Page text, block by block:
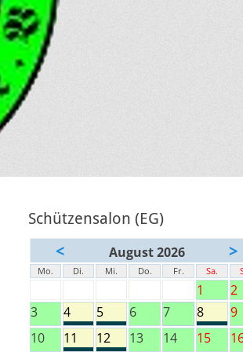
Schützensalon (EG)
< August 2026 >
Mo. Di. Mi. Do. Fr. Sa.
1
2
3
4 5 6 7 8
9
10
11 12 13 14 15